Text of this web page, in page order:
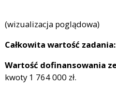
(wizualizacja poglądowa)
Całkowita wartość zadania:
Wartość dofinansowania
kwoty 1 764 000 zł.